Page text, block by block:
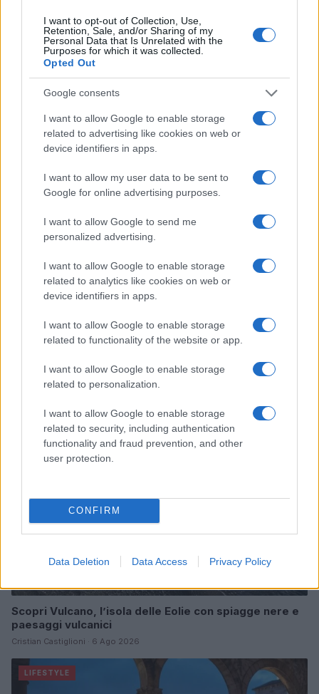
I want to opt-out of Collection, Use,
Retention, Sale, and/or Sharing of my
Personal Data that Is Unrelated with the
Purposes for which it was collected.
Opted Out
Google consents
I want to allow Google to enable storage
related to advertising like cookies on web or
device identifiers in apps.
I want to allow my user data to be sent to
Google for online advertising purposes.
I want to allow Google to send me
personalized advertising.
I want to allow Google to enable storage
related to analytics like cookies on web or
device identifiers in apps.
I want to allow Google to enable storage
related to functionality of the website or app.
I want to allow Google to enable storage
related to personalization.
I want to allow Google to enable storage
related to security, including authentication
functionality and fraud prevention, and other
user protection.
CONFIRM
Data Deletion Data Access Privacy Policy
Continua a leggere
LIFESTYLE
consigli e ispirazioni
Camilla Fiore · 6 Ago 2026
LIFESTYLE
Scopri Vulcano, l’isola delle Eolie con spiagge nere e
paesaggi vulcanici
Cristian Castiglioni · 6 Ago 2026
LIFESTYLE